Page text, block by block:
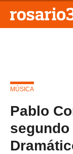
MÚSICA
Pablo